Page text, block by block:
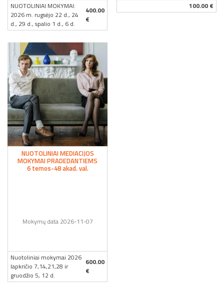
NUOTOLINIAI MOKYMAI:
2026 m. rugsėjo 22 d., 24
d., 29 d., spalio 1 d., 6 d.
400.00
€
100.00 €
NUOTOLINIAI MEDIACIJOS
MOKYMAI PRADEDANTIEMS
6 temos-48 akad. val.
Mokymų data 2026-11-07
Nuotoliniai mokymai 2026
lapkričio 7,14,21,28 ir
gruodžio 5, 12 d.
600.00
€